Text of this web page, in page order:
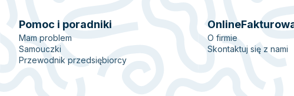
Pomoc i poradniki
Mam problem
Samouczki
Przewodnik przedsiębiorcy
O firmie
Skontaktuj się z nami